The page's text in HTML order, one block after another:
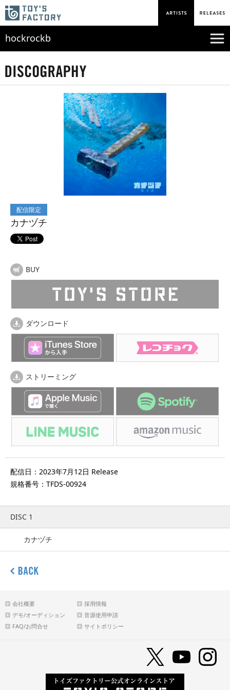
hockrockb
配信限定
カナヅチ
BUY
ダウンロード
ストリーミング
配信日：2023年7月12日 Release
規格番号：TFDS-00924
DISC 1
カナヅチ
会社概要
採用情報
デモ/オーディション
音源使用申請
FAQ/お問合せ
サイトポリシー